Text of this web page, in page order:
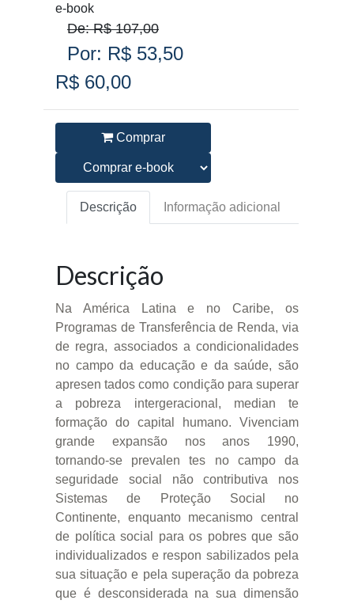
e-book
De: R$ 107,00
Por: R$ 53,50
R$ 60,00
Comprar
Descrição Informação adicional
Descrição
Na América Latina e no Caribe, os
Programas de Transferência de Renda, via
de regra, associados a condicionalidades
no campo da educação e da saúde, são
apresen tados como condição para superar
a pobreza intergeracional, median te
formação do capital humano. Vivenciam
grande expansão nos anos 1990,
tornando-se prevalen tes no campo da
seguridade social não contributiva nos
Sistemas de Proteção Social no
Continente, enquanto mecanismo central
de política social para os pobres que são
individualizados e respon sabilizados pela
sua situação e pela superação da pobreza
que é desconsiderada na sua dimensão